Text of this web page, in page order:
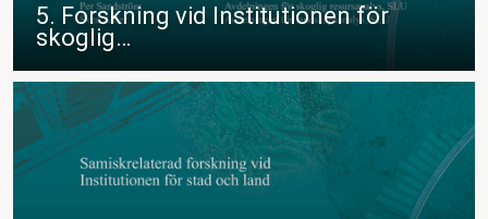
5. Forskning vid Institutionen för
skoglig…